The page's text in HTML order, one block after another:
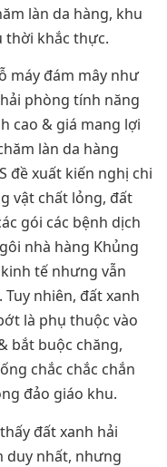
làn da hàng, khu
thời khắc thực.
máy đám mây như
phòng tính năng
cao & giá mang lợi
làn da hàng
đề xuất kiến nghị chi
vật chất lỏng, đất
gói các bệnh dịch
nhà hàng Khủng
tế nhưng vẫn
nhiên, đất xanh
là phụ thuộc vào
bắt buộc chăng,
chắc chắc chắn
đảo giáo khu.
đất xanh hải
duy nhất, nhưng